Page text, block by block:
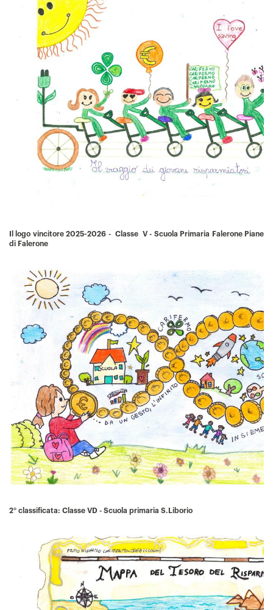
Il logo vincitore 2025-2026 - Classe V - Scuola Primaria Falerone Piane
di Falerone
2° classificata: Classe VD - Scuola primaria S.Liborio